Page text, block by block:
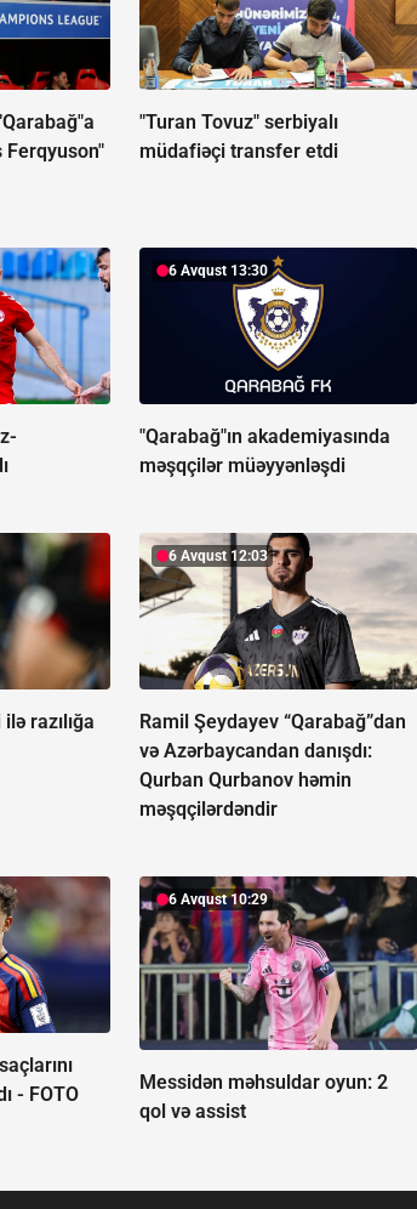
Ferqyuson"
"Turan Tovuz" serbiyalı
müdafiəçi transfer etdi
6 Avqust 13:30
"Qarabağ"ın akademiyasında
məşqçilər müəyyənləşdi
razılığa
6 Avqust 12:03
Ramil Şeydayev “Qarabağ”dan
və Azərbaycandan danışdı:
Qurban Qurbanov həmin
məşqçilərdəndir
- FOTO
6 Avqust 10:29
Messidən məhsuldar oyun:2
qol və assist